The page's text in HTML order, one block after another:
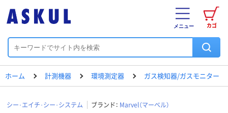
カゴ
メニュー
ホーム 計測機器 環境測定器 ガス検知器/ガスモニター
シー･エイチ･シー･システム ブランド： Marvel（マーベル）